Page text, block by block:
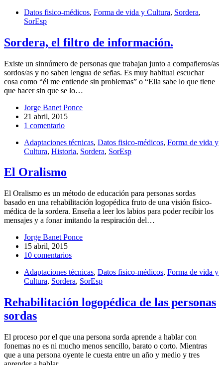
Datos fisico-médicos, Forma de vida y Cultura, Sordera,
SorEsp
Sordera, el filtro de información.
Existe un sinnúmero de personas que trabajan junto a compañeros/as
sordos/as y no saben lengua de señas. Es muy habitual escuchar
cosa como “él me entiende sin problemas” o “Ella sabe lo que tiene
que hacer sin que se lo…
Jorge Banet Ponce
21 abril, 2015
1 comentario
Adaptaciones técnicas, Datos fisico-médicos, Forma de vida y
Cultura, Historia, Sordera, SorEsp
El Oralismo
El Oralismo es un método de educación para personas sordas
basado en una rehabilitación logopédica fruto de una visión físico-
médica de la sordera. Enseña a leer los labios para poder recibir los
mensajes y a fonar imitando la respiración del…
Jorge Banet Ponce
15 abril, 2015
10 comentarios
Adaptaciones técnicas, Datos fisico-médicos, Forma de vida y
Cultura, Sordera, SorEsp
Rehabilitación logopédica de las personas
sordas
El proceso por el que una persona sorda aprende a hablar con
fonemas no es ni mucho menos sencillo, barato o corto. Mientras
que a una persona oyente le cuesta entre un año y medio y tres